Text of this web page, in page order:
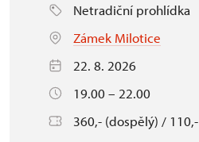
Netradiční prohlídka
Zámek Milotice
22. 8. 2026
19.00 – 22.00
360,- (dospělý) /